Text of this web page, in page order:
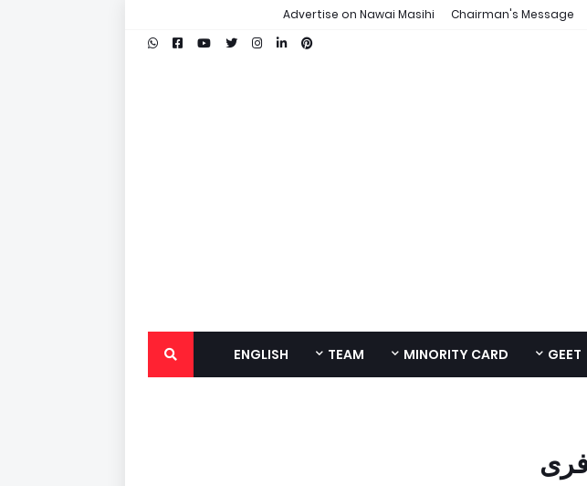
Chairman's Message
Advertise on Nawai Masihi
GEET
MINORITY CARD
TEAM
ENGLISH
طلباءنے فری